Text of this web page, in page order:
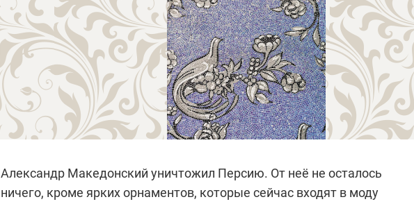
Александр Македонский уничтожил Персию. От неё не осталось
ничего, кроме ярких орнаментов, которые сейчас входят в моду